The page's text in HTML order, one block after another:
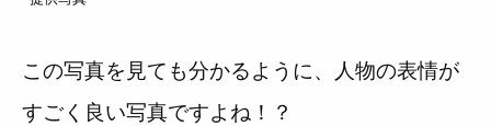
この写真を見ても分かるように、人物の表情が
すごく良い写真ですよね！？